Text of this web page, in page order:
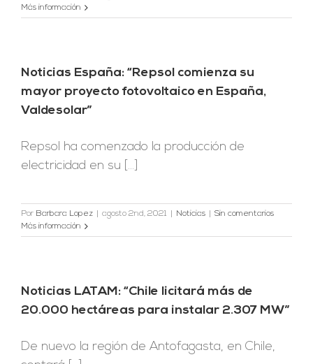
Más información
Noticias España: “Repsol comienza su
mayor proyecto fotovoltaico en España,
Valdesolar”
Repsol ha comenzado la producción de
electricidad en su [...]
Por Barbara Lopez agosto 2nd, 2021 Noticias
Sin comentarios
Más información
Noticias LATAM: “Chile licitará más de
20.000 hectáreas para instalar 2.307 MW”
De nuevo la región de Antofagasta, en Chile,